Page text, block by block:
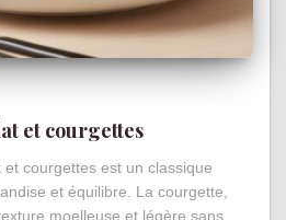
et courgettes
courgettes est un classique
et équilibre. La courgette,
moelleuse et légère sans